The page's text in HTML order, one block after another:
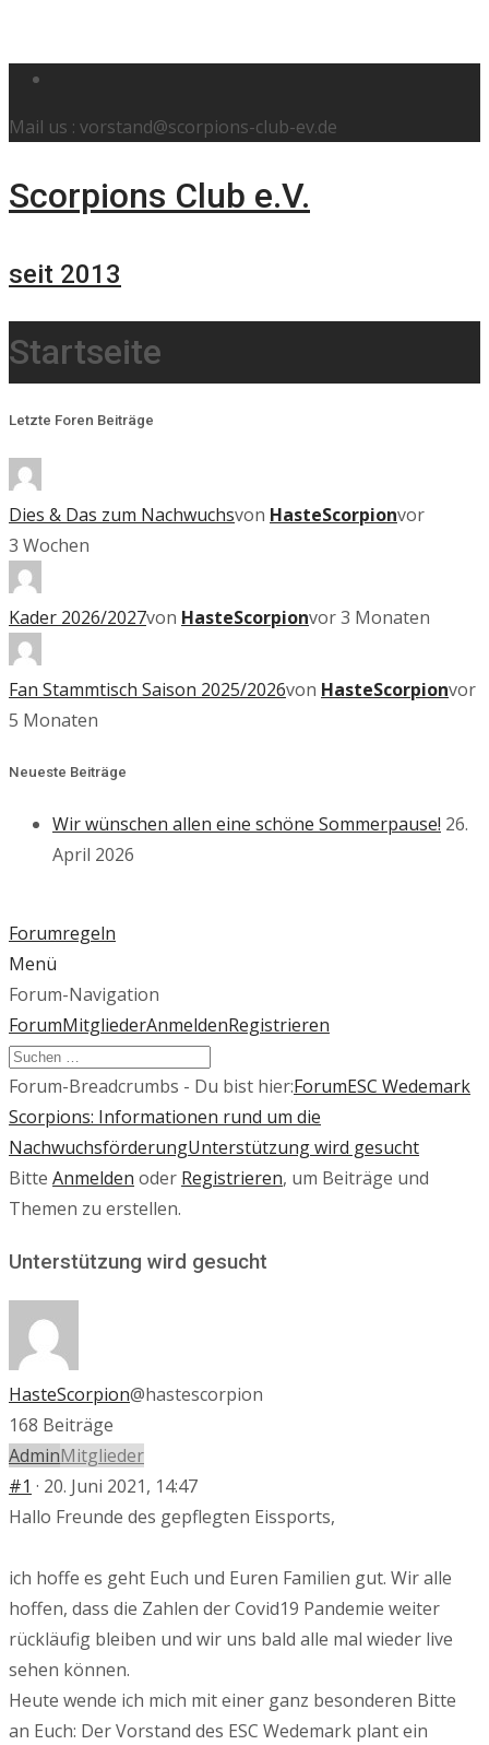
Mail us : vorstand@scorpions-club-ev.de
Scorpions Club e.V.
seit 2013
Startseite
Letzte Foren Beiträge
Dies & Das zum Nachwuchsvon HasteScorpionvor
3 Wochen
Kader 2026/2027von HasteScorpionvor 3 Monaten
Fan Stammtisch Saison 2025/2026von HasteScorpionvor
5 Monaten
Neueste Beiträge
Wir wünschen allen eine schöne Sommerpause! 26.
April 2026
Forumregeln
Menü
Forum-Navigation
ForumMitgliederAnmeldenRegistrieren
Forum-Breadcrumbs - Du bist hier:ForumESC Wedemark
Scorpions: Informationen rund um die
NachwuchsförderungUnterstützung wird gesucht
Bitte Anmelden oder Registrieren, um Beiträge und
Themen zu erstellen.
Unterstützung wird gesucht
HasteScorpion@hastescorpion
168 Beiträge
AdminMitglieder
#1 · 20. Juni 2021, 14:47
Hallo Freunde des gepflegten Eissports,
ich hoffe es geht Euch und Euren Familien gut. Wir alle
hoffen, dass die Zahlen der Covid19 Pandemie weiter
rückläufig bleiben und wir uns bald alle mal wieder live
sehen können.
Heute wende ich mich mit einer ganz besonderen Bitte
an Euch: Der Vorstand des ESC Wedemark plant ein